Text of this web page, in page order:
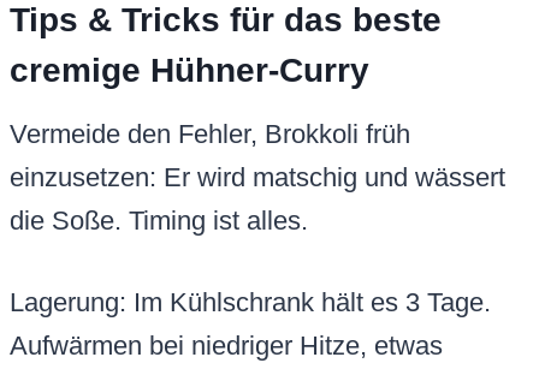
Tips & Tricks für das beste
cremige Hühner-Curry
Vermeide den Fehler, Brokkoli früh
einzusetzen: Er wird matschig und wässert
die Soße. Timing ist alles.
Lagerung: Im Kühlschrank hält es 3 Tage.
Aufwärmen bei niedriger Hitze, etwas